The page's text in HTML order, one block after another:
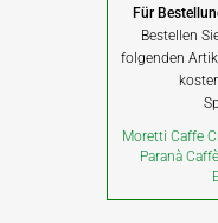
Für
Bestellen
folgenden
Moretti Caffe
Paranà